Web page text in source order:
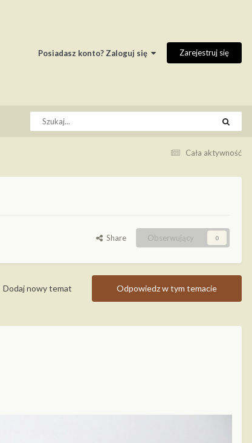
Posiadasz konto? Zaloguj się Zarejestruj się
Cała aktywność
Share Obserwujący 0
Odpowiedz w tym temacie
Dodaj nowy temat